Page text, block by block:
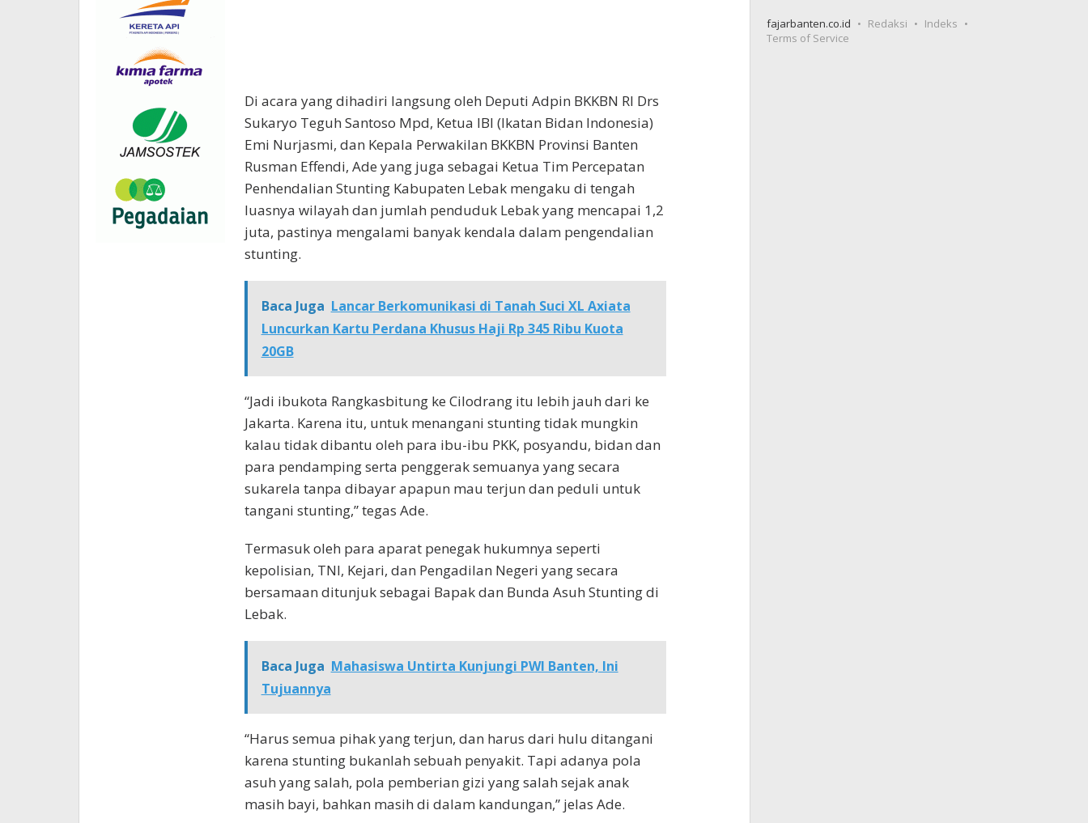
Di acara yang dihadiri langsung oleh Deputi Adpin BKKBN RI Drs
Sukaryo Teguh Santoso Mpd, Ketua IBI (Ikatan Bidan Indonesia)
Emi Nurjasmi, dan Kepala Perwakilan BKKBN Provinsi Banten
Rusman Effendi, Ade yang juga sebagai Ketua Tim Percepatan
Penhendalian Stunting Kabupaten Lebak mengaku di tengah
luasnya wilayah dan jumlah penduduk Lebak yang mencapai 1,2
juta, pastinya mengalami banyak kendala dalam pengendalian
stunting.
Baca Juga Lancar Berkomunikasi di Tanah Suci XL Axiata
Luncurkan Kartu Perdana Khusus Haji Rp 345 Ribu Kuota
20GB
“Jadi ibukota Rangkasbitung ke Cilodrang itu lebih jauh dari ke
Jakarta. Karena itu, untuk menangani stunting tidak mungkin
kalau tidak dibantu oleh para ibu-ibu PKK, posyandu, bidan dan
para pendamping serta penggerak semuanya yang secara
sukarela tanpa dibayar apapun mau terjun dan peduli untuk
tangani stunting,” tegas Ade.
Termasuk oleh para aparat penegak hukumnya seperti
kepolisian, TNI, Kejari, dan Pengadilan Negeri yang secara
bersamaan ditunjuk sebagai Bapak dan Bunda Asuh Stunting di
Lebak.
Baca Juga Mahasiswa Untirta Kunjungi PWI Banten, Ini
Tujuannya
“Harus semua pihak yang terjun, dan harus dari hulu ditangani
karena stunting bukanlah sebuah penyakit. Tapi adanya pola
asuh yang salah, pola pemberian gizi yang salah sejak anak
masih bayi, bahkan masih di dalam kandungan,” jelas Ade.
fajarbanten.co.id Redaksi
Indeks
Terms of Service